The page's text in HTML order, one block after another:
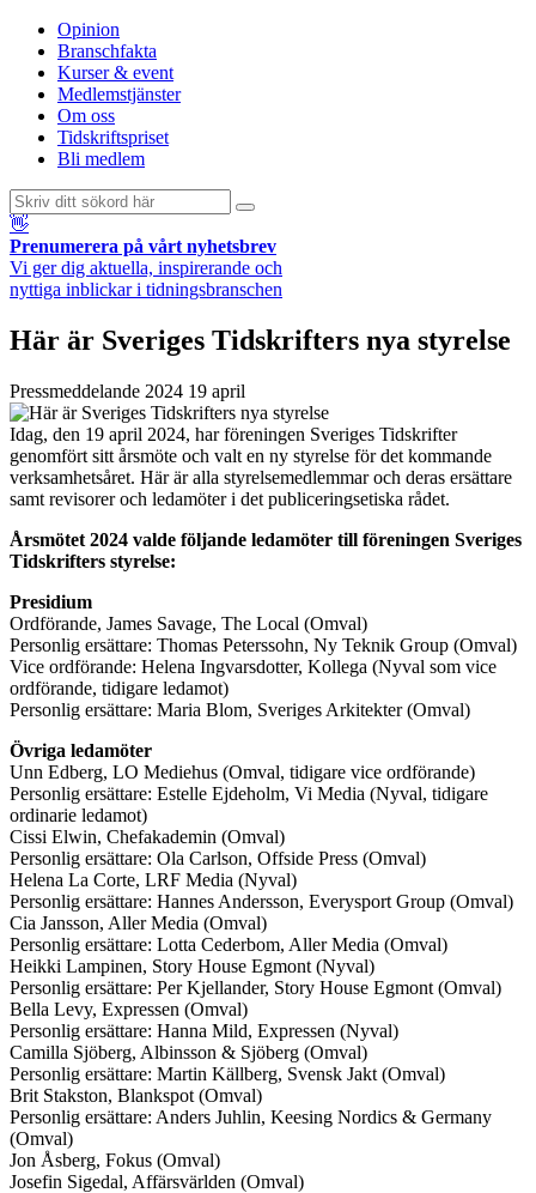
Opinion
Branschfakta
Kurser & event
Medlemstjänster
Om oss
Tidskriftspriset
Bli medlem
👋
Prenumerera på vårt nyhetsbrev
Vi ger dig aktuella, inspirerande och
nyttiga inblickar i tidningsbranschen
Här är Sveriges Tidskrifters nya styrelse
Pressmeddelande 2024 19 april
Idag, den 19 april 2024, har föreningen Sveriges Tidskrifter
genomfört sitt årsmöte och valt en ny styrelse för det kommande
verksamhetsåret. Här är alla styrelsemedlemmar och deras ersättare
samt revisorer och ledamöter i det publiceringsetiska rådet.
Årsmötet 2024 valde följande ledamöter till föreningen Sveriges
Tidskrifters styrelse:
Presidium
Ordförande, James Savage, The Local (Omval)
Personlig ersättare: Thomas Peterssohn, Ny Teknik Group (Omval)
Vice ordförande: Helena Ingvarsdotter, Kollega (Nyval som vice
ordförande, tidigare ledamot)
Personlig ersättare: Maria Blom, Sveriges Arkitekter (Omval)
Övriga ledamöter
Unn Edberg, LO Mediehus (Omval, tidigare vice ordförande)
Personlig ersättare: Estelle Ejdeholm, Vi Media (Nyval, tidigare
ordinarie ledamot)
Cissi Elwin, Chefakademin (Omval)
Personlig ersättare: Ola Carlson, Offside Press (Omval)
Helena La Corte, LRF Media (Nyval)
Personlig ersättare: Hannes Andersson, Everysport Group (Omval)
Cia Jansson, Aller Media (Omval)
Personlig ersättare: Lotta Cederbom, Aller Media (Omval)
Heikki Lampinen, Story House Egmont (Nyval)
Personlig ersättare: Per Kjellander, Story House Egmont (Omval)
Bella Levy, Expressen (Omval)
Personlig ersättare: Hanna Mild, Expressen (Nyval)
Camilla Sjöberg, Albinsson & Sjöberg (Omval)
Personlig ersättare: Martin Källberg, Svensk Jakt (Omval)
Brit Stakston, Blankspot (Omval)
Personlig ersättare: Anders Juhlin, Keesing Nordics & Germany
(Omval)
Jon Åsberg, Fokus (Omval)
Josefin Sigedal, Affärsvärlden (Omval)